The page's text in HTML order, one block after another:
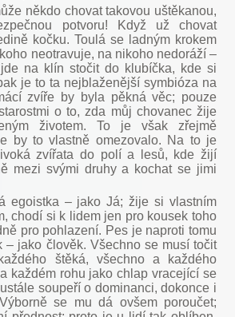
někdo chovat takovou uštěkanou,
potvoru! Když už chovat
kočku. Toulá se ladným krokem
neotravuje, na nikoho nedoráží –
na klín stočit do klubíčka, kde si
je to ta nejblaženější symbióza na
zvíře by byla pěkná věc; pouze
o to, zda můj chovanec žije
životem. To je však zřejmě
by to vlastně omezovalo. Na to je
zvířata do polí a lesů, kde žijí
mezi svými druhy a kochat se jimi
egoistka – jako Já; žije si vlastním
chodí si k lidem jen pro kousek toho
pro pohlazení. Pes je naproti tomu
– jako člověk. Všechno se musí točit
štěká, všechno a každého
každém rohu jako chlap vracející se
soupeří o dominanci, dokonce i
se mu dá ovšem poroučet;